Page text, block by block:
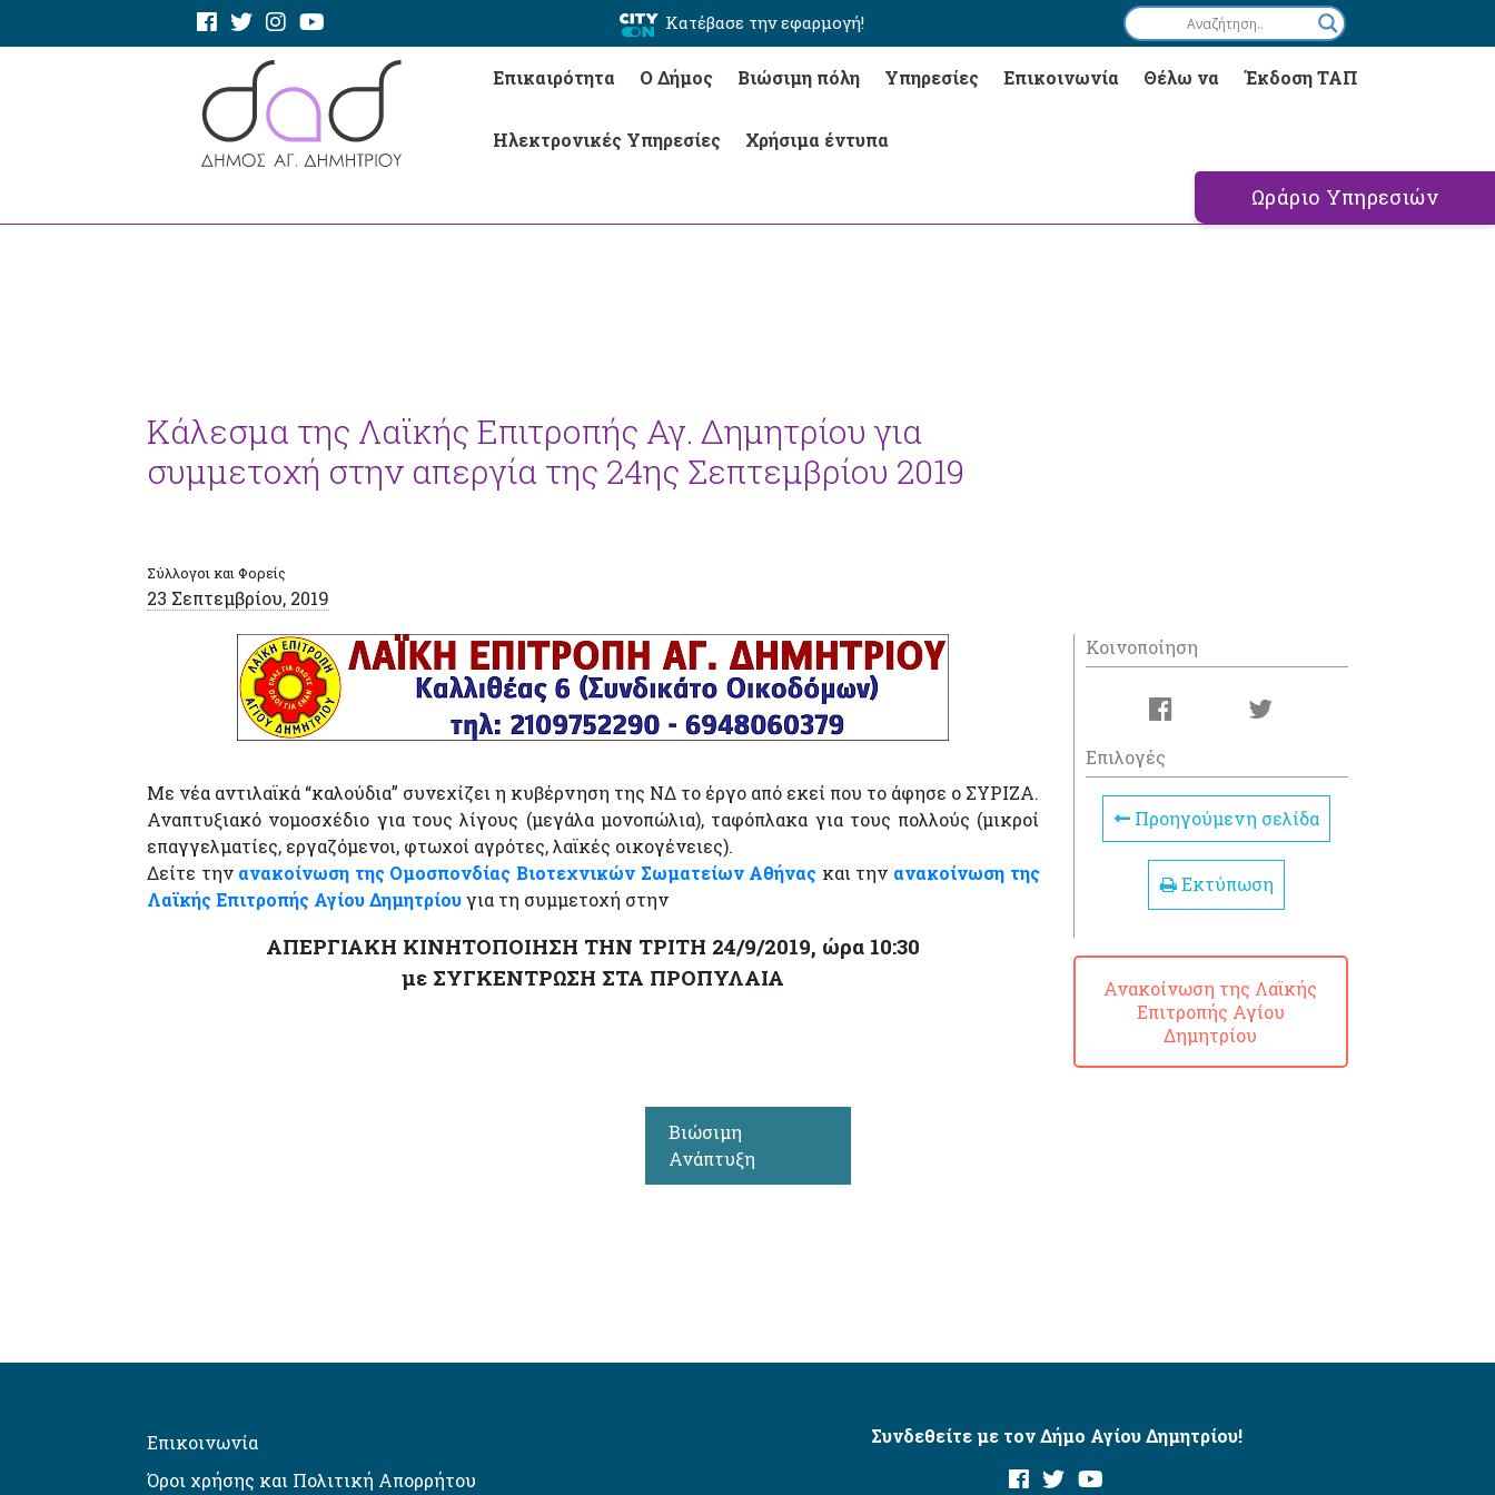
Κατέβασε την εφαρμογή!
Επικαιρότητα Ο Δήμος Βιώσιμη πόλη Υπηρεσίες Επικοινωνία Θέλω να Έκδοση ΤΑΠ
Ηλεκτρονικές Υπηρεσίες Χρήσιμα έντυπα
Ωράριο Υπηρεσιών
Κάλεσμα της Λαϊκής Επιτροπής Αγ. Δημητρίου για
συμμετοχή στην απεργία της 24ης Σεπτεμβρίου 2019
Σύλλογοι και Φορείς
23 Σεπτεμβρίου, 2019
Με νέα αντιλαϊκά “καλούδια” συνεχίζει η κυβέρνηση της ΝΔ το έργο από εκεί που το άφησε ο ΣΥΡΙΖΑ.
Αναπτυξιακό νομοσχέδιο για τους λίγους (μεγάλα μονοπώλια), ταφόπλακα για τους πολλούς (μικροί
επαγγελματίες, εργαζόμενοι, φτωχοί αγρότες, λαϊκές οικογένειες).
Δείτε την ανακοίνωση της Ομοσπονδίας Βιοτεχνικών Σωματείων Αθήνας και την ανακοίνωση της
Λαϊκής Επιτροπής Αγίου Δημητρίουγια τη συμμετοχή στην
ΑΠΕΡΓΙΑΚΗ ΚΙΝΗΤΟΠΟΙΗΣΗ ΤΗΝ ΤΡΙΤΗ 24/9/2019, ώρα 10:30
με ΣΥΓΚΕΝΤΡΩΣΗ ΣΤΑ ΠΡΟΠΥΛΑΙΑ
Κοινοποίηση
Επιλογές
Προηγούμενη σελίδα
Εκτύπωση
Ανακοίνωση της Λαϊκής
Επιτροπής Αγίου
Δημητρίου
Βιώσιμη
Ανάπτυξη
Επικοινωνία
Όροι χρήσης και Πολιτική Απορρήτου
Συνδεθείτε με τον Δήμο Αγίου Δημητρίου!